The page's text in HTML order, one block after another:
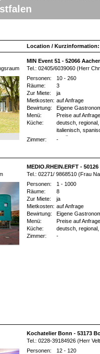
Location / Kurzinformation:
MIN Event 51 - 52066
Tel.: 02405/6039060 (Herr
Personen:
10 - 260
Räume:
3
Zur Miete:
ja
Mietkosten: auf Anfrage
Bewirtung:
Eigene
Menü:
Preise auf Anfrage
Küche:
deutsch,
italienisch,
mediterran
Zimmer: -
MEDIO.RHEIN.ERFT -
Tel.: 02271/ 9868510 (Frau
Personen:
1 - 1000
Räume:
8
Zur Miete:
ja
Mietkosten: auf Anfrage
Bewirtung:
Eigene
Menü:
Preise auf Anfrage
Küche:
deutsch,
Zimmer:
-
Kochatelier Bonn - 53173
Tel.: 0228-39184926 (Herr
Personen:
12 - 120